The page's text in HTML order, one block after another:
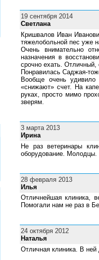
19 сентября 2014
Светлана
Кришвалов Иван
тяжелобольной пес уже
Очень внимательно
назначения в
срочно ехать. Отличный,
Понравилась Саджая-
Вообще очень удивило
«снижают» счет. На
руках, просто мимо
зверям.
3 марта 2013
Ирина
Не раз ветеринары
оборудование. Молодцы.
28 февраля 2013
Илья
Отличнейшая клиника,
Помогали нам не раз в
24 октября 2012
Наталья
Отличная клиника. В